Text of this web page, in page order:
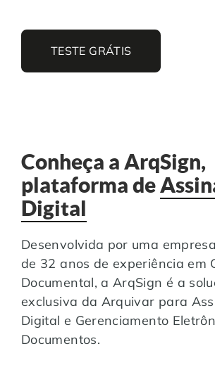
TESTE GRÁTIS
Conheça a ArqSign,
plataforma de
Digital
Desenvolvida por uma
de 32 anos de experiência em
Documental, a ArqSign é a
exclusiva da Arquivar para
Digital e Gerenciamento
Documentos.